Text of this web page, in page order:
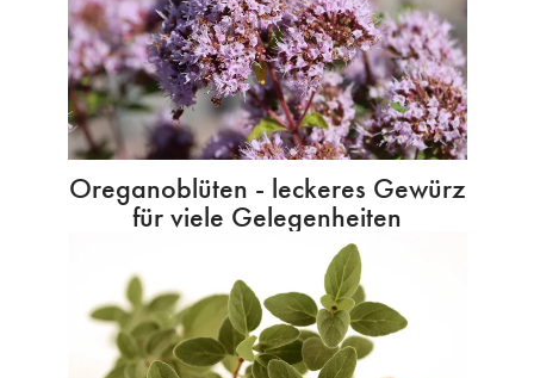
Oreganoblüten - leckeres Gewürz
für viele Gelegenheiten